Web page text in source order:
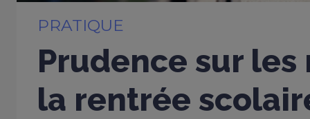
PRATIQUE
Prudence sur
la rentrée